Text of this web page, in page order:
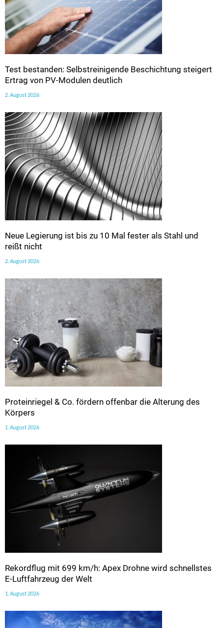
Test bestanden: Selbstreinigende Beschichtung steigert
Ertrag von PV-Modulen deutlich
2. August 2026
Neue Legierung ist bis zu 10 Mal fester als Stahl und
reißt nicht
2. August 2026
Proteinriegel & Co. fördern offenbar die Alterung des
Körpers
1. August 2026
Rekordflug mit 699 km/h: Apex Drohne wird schnellstes
E-Luftfahrzeug der Welt
1. August 2026